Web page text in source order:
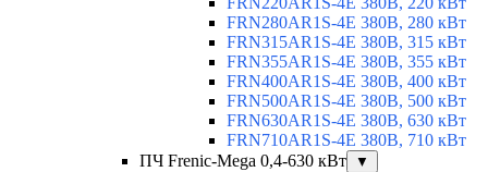
FRN280AR1S-4E 380В, 280 кВт
FRN315AR1S-4E 380В, 315 кВт
FRN355AR1S-4E 380В, 355 кВт
FRN400AR1S-4E 380В, 400 кВт
FRN500AR1S-4E 380В, 500 кВт
FRN630AR1S-4E 380В, 630 кВт
FRN710AR1S-4E 380В, 710 кВт
ПЧ Frenic-Mega 0,4-630 кВт
▼